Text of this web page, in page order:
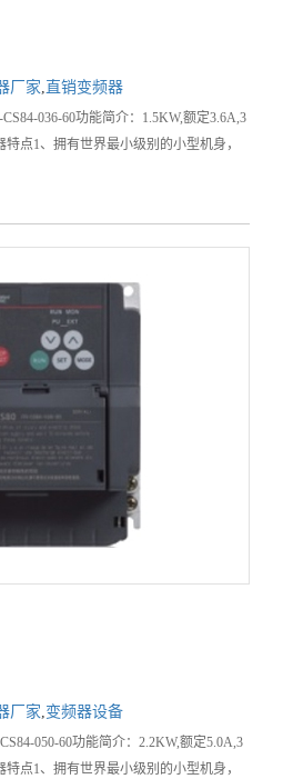
厂家, 直销变频器
036-60功能简介：1.5KW,额定3.6A,3
点1、拥有世界最小级别的小型机身，
配
厂家,变频器设备
050-60功能简介：2.2KW,额定5.0A,3
点1、拥有世界最小级别的小型机身，